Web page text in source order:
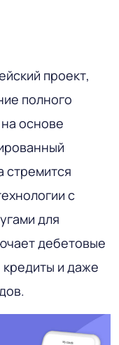
проект,
полного
основе
стремится
с
для
дебетовые
и даже